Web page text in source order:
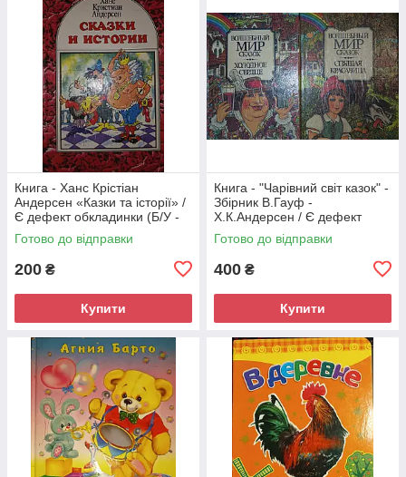
Книга - Ханс Крістіан
Андерсен «Казки та історії» /
Є дефект обкладинки (Б/У -
УЦІНКА)
Готово до відправки
200 ₴
Купити
Книга - "Чарівний світ казок" -
Збірник В.Гауф -
Х.К.Андерсен / Є дефект
обкладинки (Б/У - УЦІНКА)
Готово до відправки
400 ₴
Купити